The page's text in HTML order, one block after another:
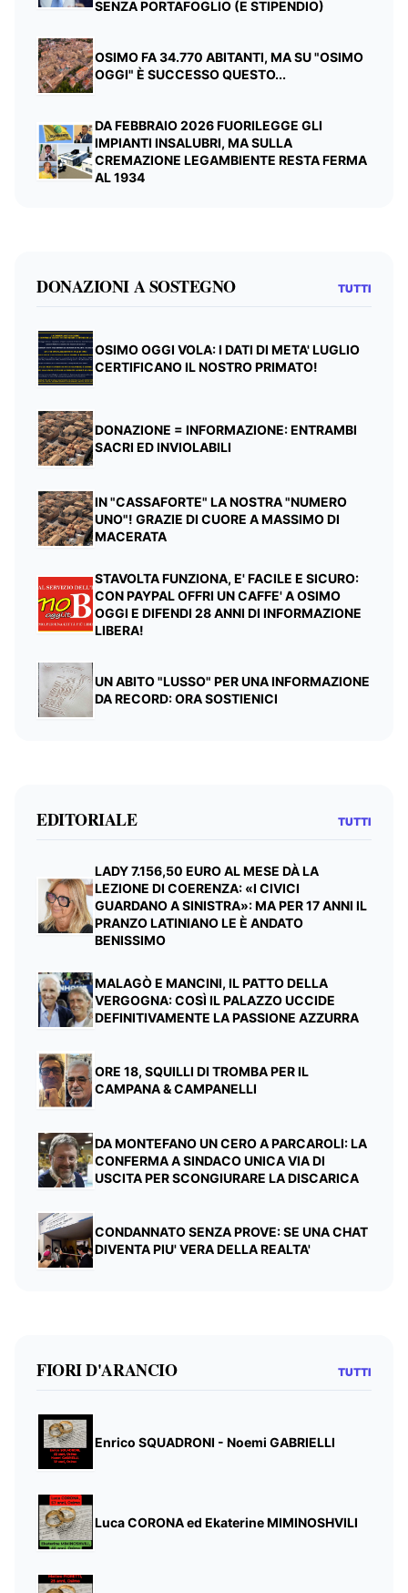
SENZA PORTAFOGLIO (E STIPENDIO)
OSIMO FA 34.770 ABITANTI, MA SU "OSIMO
OGGI" È SUCCESSO QUESTO...
DA FEBBRAIO 2026 FUORILEGGE GLI
IMPIANTI INSALUBRI, MA SULLA
CREMAZIONE LEGAMBIENTE RESTA FERMA
AL 1934
DONAZIONI A SOSTEGNO TUTTI
OSIMO OGGI VOLA: I DATI DI META' LUGLIO
CERTIFICANO IL NOSTRO PRIMATO!
DONAZIONE = INFORMAZIONE: ENTRAMBI
SACRI ED INVIOLABILI
IN "CASSAFORTE" LA NOSTRA "NUMERO
UNO"! GRAZIE DI CUORE A MASSIMO DI
MACERATA
STAVOLTA FUNZIONA, E' FACILE E SICURO:
CON PAYPAL OFFRI UN CAFFE' A OSIMO
OGGI E DIFENDI 28 ANNI DI INFORMAZIONE
LIBERA!
UN ABITO "LUSSO" PER UNA INFORMAZIONE
DA RECORD: ORA SOSTIENICI
EDITORIALE TUTTI
LADY 7.156,50 EURO AL MESE DÀ LA
LEZIONE DI COERENZA: «I CIVICI
GUARDANO A SINISTRA»: MA PER 17 ANNI IL
PRANZO LATINIANO LE È ANDATO
BENISSIMO
MALAGÒ E MANCINI, IL PATTO DELLA
VERGOGNA: COSÌ IL PALAZZO UCCIDE
DEFINITIVAMENTE LA PASSIONE AZZURRA
ORE 18, SQUILLI DI TROMBA PER IL
CAMPANA & CAMPANELLI
DA MONTEFANO UN CERO A PARCAROLI: LA
CONFERMA A SINDACO UNICA VIA DI
USCITA PER SCONGIURARE LA DISCARICA
CONDANNATO SENZA PROVE: SE UNA CHAT
DIVENTA PIU' VERA DELLA REALTA'
FIORI D'ARANCIO TUTTI
Enrico SQUADRONI - Noemi GABRIELLI
Luca CORONA ed Ekaterine MIMINOSHVILI